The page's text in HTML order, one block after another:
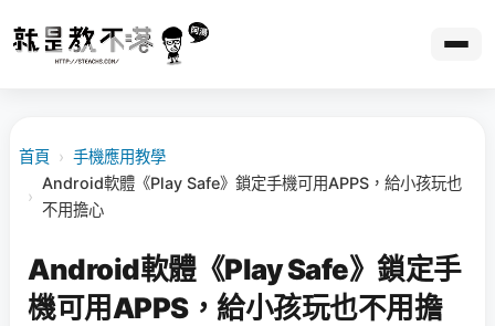
首頁 › 手機應用教學
›
Android軟體《Play Safe》鎖定手機可用APPS，給小孩玩也
不用擔心
Android軟體《Play Safe》鎖定手
機可用APPS，給小孩玩也不用擔